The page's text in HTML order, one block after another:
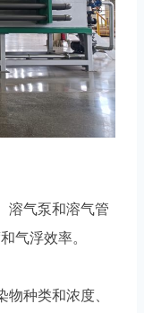
气泵和溶气管
气浮效率。
种类和浓度、